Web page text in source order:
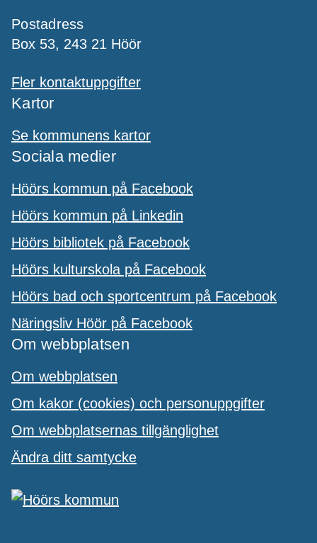
Postadress
Box 53, 243 21 Höör
Fler kontaktuppgifter
Kartor
Se kommunens kartor
Sociala medier
Höörs kommun på Facebook
Höörs kommun på Linkedin
Höörs bibliotek på Facebook
Höörs kulturskola på Facebook
Höörs bad och sportcentrum på Facebook
Näringsliv Höör på Facebook
Om webbplatsen
Om webbplatsen
Om kakor (cookies) och personuppgifter
Om webbplatsernas tillgänglighet
Ändra ditt samtycke